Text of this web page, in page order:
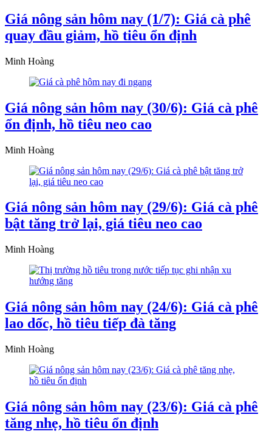
Giá nông sản hôm nay (1/7): Giá cà phê
quay đầu giảm, hồ tiêu ổn định
Minh Hoàng
Giá nông sản hôm nay (30/6): Giá cà phê
ổn định, hồ tiêu neo cao
Minh Hoàng
Giá nông sản hôm nay (29/6): Giá cà phê
bật tăng trở lại, giá tiêu neo cao
Minh Hoàng
Giá nông sản hôm nay (24/6): Giá cà phê
lao dốc, hồ tiêu tiếp đà tăng
Minh Hoàng
Giá nông sản hôm nay (23/6): Giá cà phê
tăng nhẹ, hồ tiêu ổn định